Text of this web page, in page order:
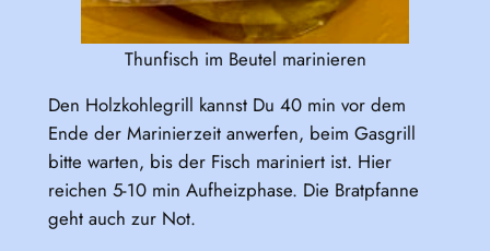
Thunfisch im Beutel marinieren
Den Holzkohlegrill kannst Du 40 min vor dem
Ende der Marinierzeit anwerfen, beim Gasgrill
bitte warten, bis der Fisch mariniert ist. Hier
reichen 5-10 min Aufheizphase. Die Bratpfanne
geht auch zur Not.